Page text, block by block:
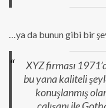
…ya da bunun gibi bir
XYZ firması
bu yana kaliteli
konuşlanmış